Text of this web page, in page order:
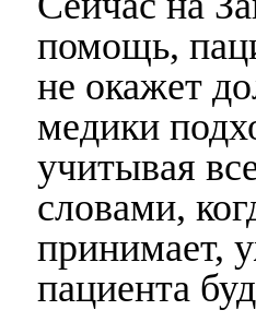
помощь,
не окажет
медики
учитывая
словами,
принимает,
пациента